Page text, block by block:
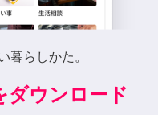
暮らしかた。
ダウンロード